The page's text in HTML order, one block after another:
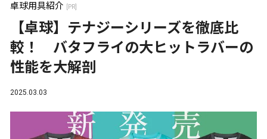
卓球用具紹介 [PR]
【卓球】テナジーシリーズを徹底比
較！ バタフライの大ヒットラバーの
性能を大解剖
2025.03.03